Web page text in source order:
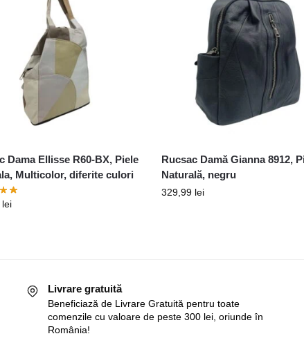
Dama Ellisse R60-BX, Piele
Multicolor, diferite culori
lei
Rucsac Damă Gianna 8912,
Naturală, negru
329,99 lei
Livrare gratuită
Beneficiază de Livrare Gratuită pentru toate
comenzile cu valoare de peste 300 lei, oriunde în
România!